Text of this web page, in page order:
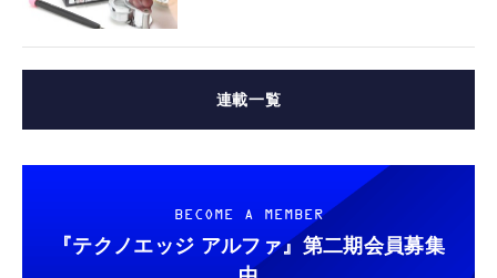
連載一覧
BECOME A MEMBER
『テクノエッジ アルファ』 第二期会員募集